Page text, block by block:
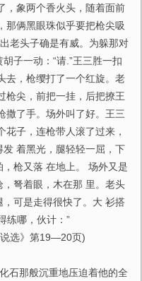
，象两个香火头，随着面前
那俩黑眼珠似乎要把枪尖吸
出老头子确是有威。为躲那对
子一动：“请.”王三胜一扣
去，枪缨打了一个红旋。老
枪尖，前把一挂，后把撩王
撒了手。场外叫了好。王三
子，连枪带人滚了过来，
着黑光，腿轻轻一屈，下
枪又落 在地上。 场外又是
弩着眼，木在那 里。老头
可是走得很快了。大 衫搭
练哪，伙计：”
选》第19—20页)
那般沉重地压迫着他的全